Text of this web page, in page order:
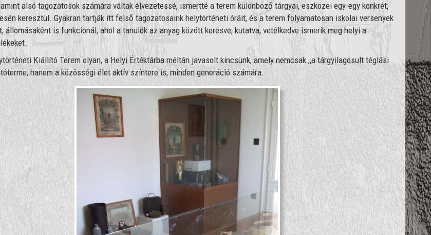
alsó tagozatosok számára váltak élvezetessé, ismertté a terem különböző tárgyai, eszközei egy-egy konkrét,
keresztül. Gyakran tartják itt felső tagozatosaink helytörténeti óráit, és a terem folyamatosan iskolai versenyek
állomásaként is funkcionál, ahol a tanulók az anyag között keresve, kutatva, vetélkedve ismerik meg helyi a
Kiállító Terem olyan, a Helyi Értéktárba méltán javasolt kincsünk, amely nemcsak ,,a tárgyilagosult téglási
hanem a közösségi élet aktív színtere is, minden generáció számára.